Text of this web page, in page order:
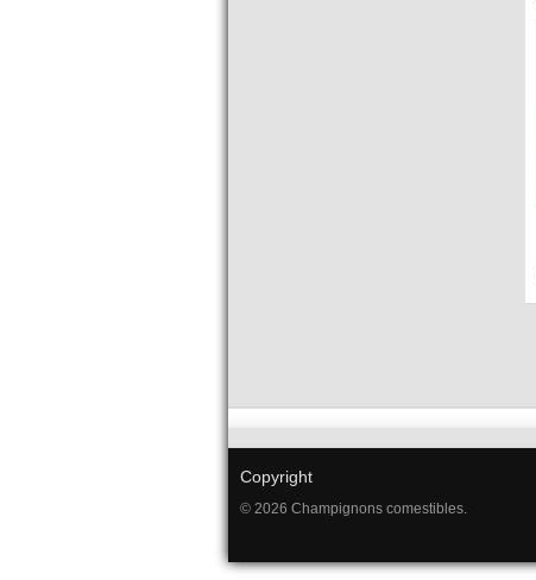
Copyright
© 2026 Champignons comestibles.